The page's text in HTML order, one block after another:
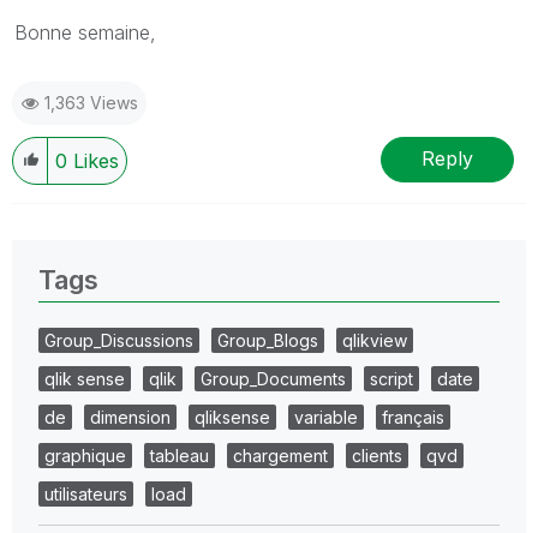
Bonne semaine,
1,363 Views
0 Likes Reply
Tags
Group_Discussions Group_Blogs
qlikview
qlik sense
qlik Group_Documents script
date
de
dimension qliksense variable
français
graphique
tableau chargement clients
qvd
utilisateurs
load